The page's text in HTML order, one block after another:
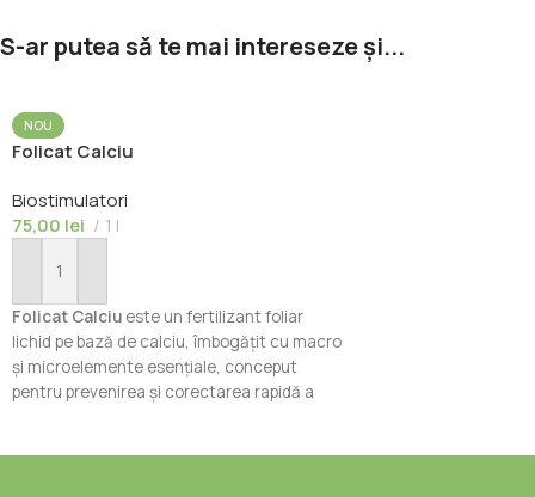
S-ar putea să te mai intereseze și...
NOU
Folicat Calciu
Biostimulatori
75,00 lei 1 l
Adaugă În Coș
Folicat Calciu este un fertilizant foliar
lichid pe bază de calciu, îmbogățit cu macro
și microelemente esențiale, conceput
pentru prevenirea și corectarea rapidă a